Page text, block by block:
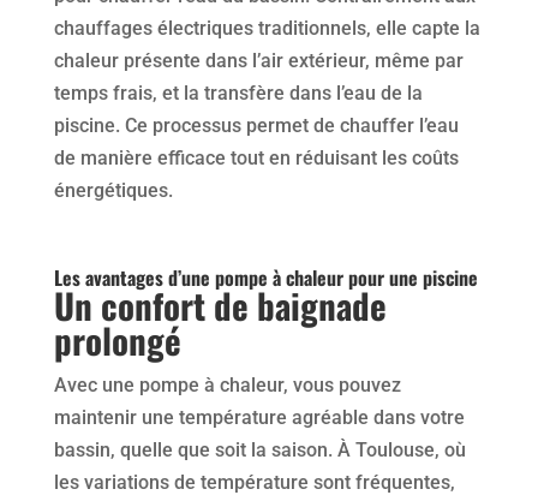
chauffages électriques traditionnels, elle capte la
chaleur présente dans l’air extérieur, même par
temps frais, et la transfère dans l’eau de la
piscine. Ce processus permet de chauffer l’eau
de manière efficace tout en réduisant les coûts
énergétiques.
Les avantages d’une pompe à chaleur pour une piscine
Un confort de baignade
prolongé
Avec une pompe à chaleur, vous pouvez
maintenir une température agréable dans votre
bassin, quelle que soit la saison. À Toulouse, où
les variations de température sont fréquentes,